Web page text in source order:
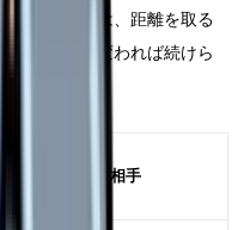
ている場合は、距離を取る
態・役割が変われば続けら
確認する相手